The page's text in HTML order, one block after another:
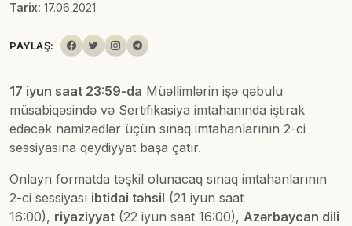
Tarix: 17.06.2021
PAYLAŞ:
17 iyun saat 23:59-da Müəllimlərin işə qəbulu
müsabiqəsində və Sertifikasiya imtahanında iştirak
edəcək namizədlər üçün sınaq imtahanlarının 2-ci
sessiyasına qeydiyyat başa çatır.
Onlayn formatda təşkil olunacaq sınaq imtahanlarının
2-ci sessiyası ibtidai təhsil (21 iyun saat
16:00), riyaziyyat (22 iyun saat 16:00), Azərbaycan dili